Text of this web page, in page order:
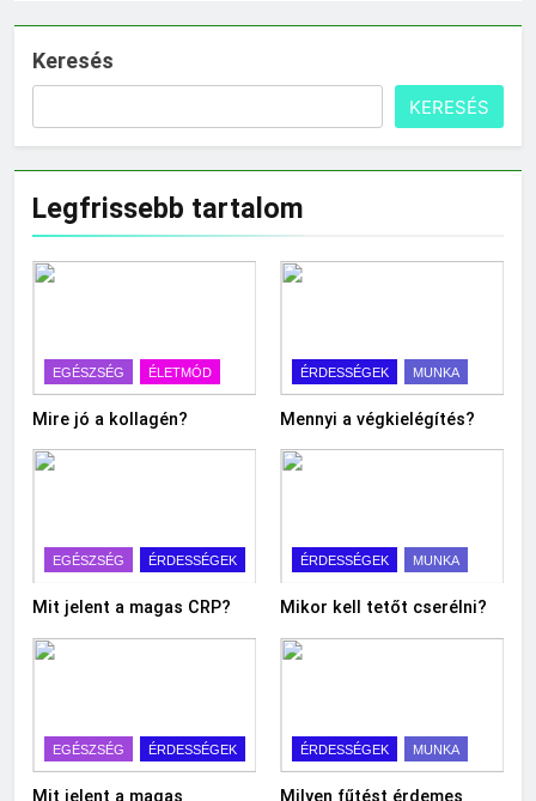
Keresés
KERESÉS
Legfrissebb tartalom
EGÉSZSÉG ÉLETMÓD
Mire jó a kollagén?
ÉRDESSÉGEK MUNKA
Mennyi a végkielégítés?
EGÉSZSÉG ÉRDESSÉGEK
Mit jelent a magas CRP?
ÉRDESSÉGEK MUNKA
Mikor kell tetőt cserélni?
EGÉSZSÉG ÉRDESSÉGEK
Mit jelent a magas
ÉRDESSÉGEK MUNKA
Milyen fűtést érdemes